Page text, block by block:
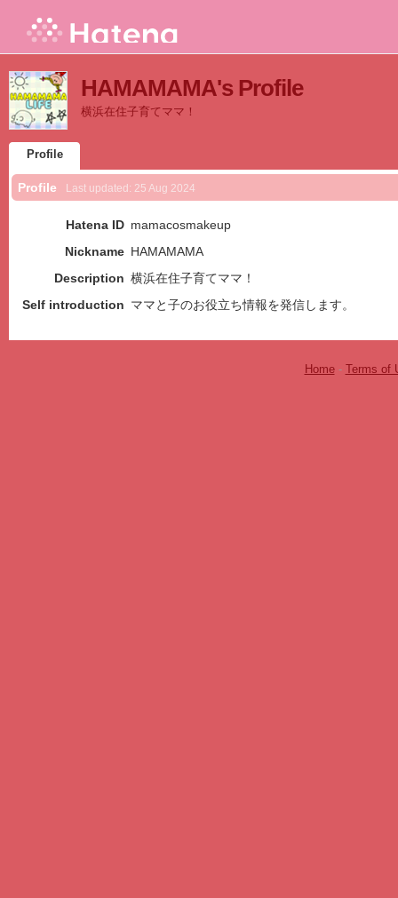
HAMAMAMA's Profile
横浜在住子育てママ！
Profile
Profile Last updated: 25 Aug 2024
Hatena ID mamacosmakeup
Nickname HAMAMAMA
Description 横浜在住子育てママ！
Self introduction ママと子のお役立ち情報を発信します。
Home- Terms of